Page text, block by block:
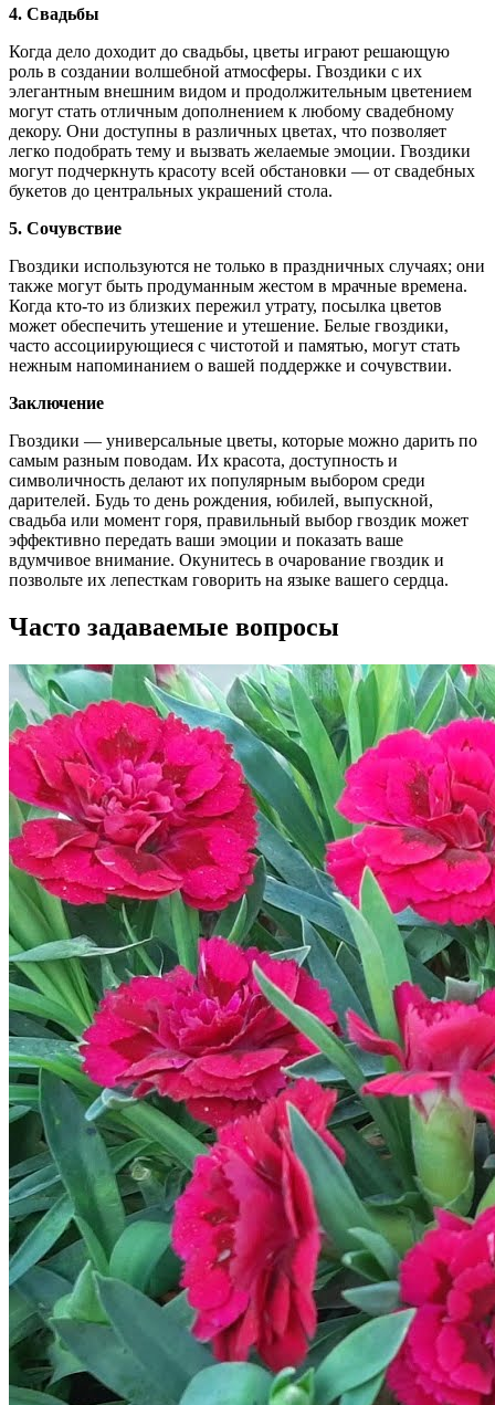
4. Свадьбы
Когда дело доходит до свадьбы, цветы играют решающую
роль в создании волшебной атмосферы. Гвоздики с их
элегантным внешним видом и продолжительным цветением
могут стать отличным дополнением к любому свадебному
декору. Они доступны в различных цветах, что позволяет
легко подобрать тему и вызвать желаемые эмоции. Гвоздики
могут подчеркнуть красоту всей обстановки — от свадебных
букетов до центральных украшений стола.
5. Сочувствие
Гвоздики используются не только в праздничных случаях; они
также могут быть продуманным жестом в мрачные времена.
Когда кто-то из близких пережил утрату, посылка цветов
может обеспечить утешение и утешение. Белые гвоздики,
часто ассоциирующиеся с чистотой и памятью, могут стать
нежным напоминанием о вашей поддержке и сочувствии.
Заключение
Гвоздики — универсальные цветы, которые можно дарить по
самым разным поводам. Их красота, доступность и
символичность делают их популярным выбором среди
дарителей. Будь то день рождения, юбилей, выпускной,
свадьба или момент горя, правильный выбор гвоздик может
эффективно передать ваши эмоции и показать ваше
вдумчивое внимание. Окунитесь в очарование гвоздик и
позвольте их лепесткам говорить на языке вашего сердца.
Часто задаваемые вопросы